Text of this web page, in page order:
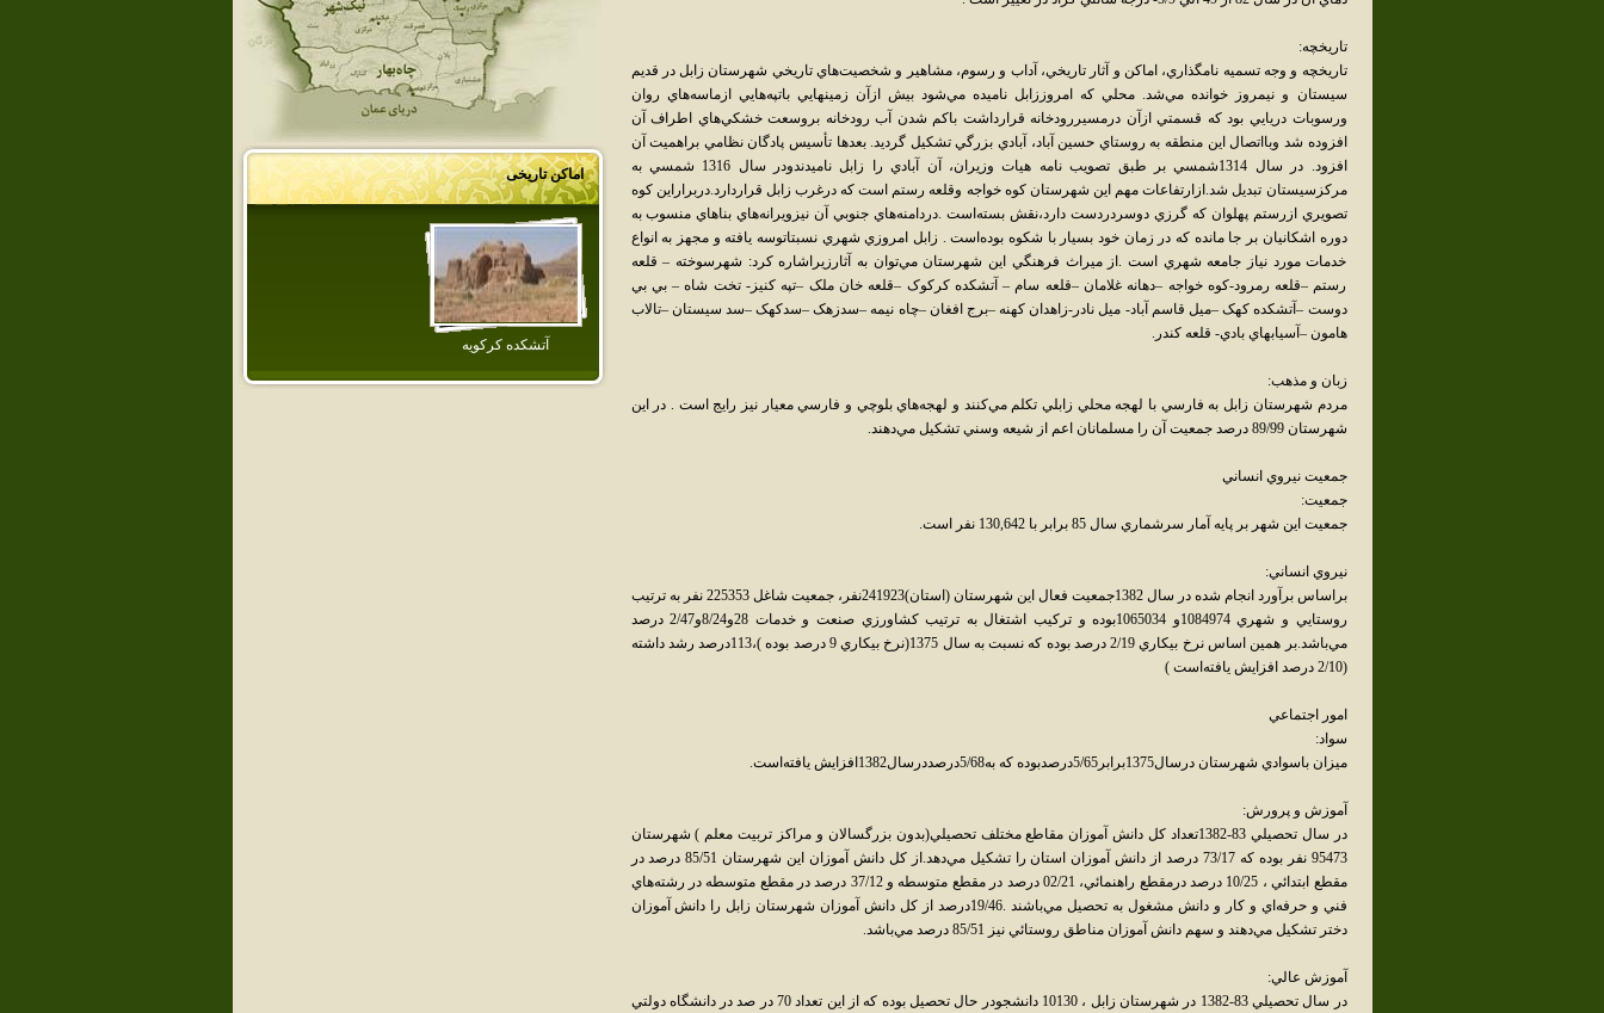
اماکن تاریخی
آتشكده كركويه
تاريخچه:
تاريخچه و وجه تسميه نامگذاري، اماکن و آثار تاريخي، آداب و رسوم، مشاهير و شخصيت‌هاي تاريخي شهرستان زابل در قديم
سيستان و نيمروز خوانده مي‌شد. محلي که امروززابل ناميده مي‌شود بيش ازآن زمينهايي باتپه‌هايي ازماسه‌هاي روان
ورسوبات دريايي بود که قسمتي ازآن درمسيررودخانه قرارداشت باکم شدن آب رودخانه بروسعت خشکي‌هاي اطراف آن
افزوده شد وبااتصال اين منطقه به روستاي حسين آباد، آبادي بزرگي تشکيل گرديد. بعدها تأسيس پادگان نظامي براهميت آن
افزود. در سال 1314شمسي بر طبق تصويب نامه هيات وزيران، آن آبادي را زابل ناميدندودر سال 1316 شمسي به
مرکزسيستان تبديل شد.ازارتفاعات مهم اين شهرستان کوه خواجه وقلعه رستم است که درغرب زابل قراردارد.دربراراين کوه
تصويري ازرستم پهلوان که گرزي دوسردردست دارد،نقش بسته‌است .دردامنه‌هاي جنوبي آن نيزويرانه‌هاي بناهاي منسوب به
دوره اشکانيان بر جا مانده که در زمان خود بسيار با شکوه بوده‌است . زابل امروزي شهري نسبتاتوسه يافته و مجهز به انواع
خدمات مورد نياز جامعه شهري است .از ميراث فرهنگي اين شهرستان مي‌توان به آثارزيراشاره کرد: شهرسوخته – قلعه
رستم –قلعه رمرود-کوه خواجه –دهانه غلامان –قلعه سام – آتشکده کرکوک –قلعه خان ملک –تپه کنيز- تخت شاه – بي بي
دوست –آتشکده کهک –ميل قاسم آباد- ميل نادر-زاهدان کهنه –برج افغان –چاه نيمه –سدزهک –سدکهک –سد سيستان –تالاب
هامون –آسيابهاي بادي- قلعه کندر.
زبان و مذهب:
مردم شهرستان زابل به فارسي با لهجه محلي زابلي تکلم مي‌کنند و لهجه‌هاي بلوچي و فارسي معيار نيز رايج است . در اين
شهرستان 89/99 درصد جمعيت آن را مسلمانان اعم از شيعه وسني تشکيل مي‌دهند.
جمعيت نيروي انساني
جمعيت:
جمعيت اين شهر بر پايه آمار سرشماري سال 85 برابر با 130,642 نفر است.
نيروي انساني:
براساس برآورد انجام شده در سال 1382جمعيت فعال اين شهرستان (استان)241923نفر، جمعيت شاغل 225353 نفر به ترتيب
روستايي و شهري 1084974و 1065034بوده و ترکيب اشتغال به ترتيب کشاورزي صنعت و خدمات 28و8/24و2/47 درصد
مي‌باشد.بر همين اساس نرخ بيکاري 2/19 درصد بوده که نسبت به سال 1375(نرخ بيکاري 9 درصد بوده )،113درصد رشد داشته
(2/10 درصد افزايش يافته‌است )
امور اجتماعي
سواد:
ميزان باسوادي شهرستان درسال1375برابر5/65درصدبوده که به5/68درصددرسال1382افزايش يافته‌است.
آموزش و پرورش:
در سال تحصيلي 83-1382تعداد کل دانش آموزان مقاطع مختلف تحصيلي(بدون بزرگسالان و مراکز تربيت معلم ) شهرستان
95473 نفر بوده که 73/17 درصد از دانش آموزان استان را تشکيل مي‌دهد.از کل دانش آموزان اين شهرستان 85/51 درصد در
مقطع ابتدائي ، 10/25 درصد درمقطع راهنمائي، 02/21 درصد در مقطع متوسطه و 37/12 درصد در مقطع متوسطه در رشته‌هاي
فني و حرفه‌اي و کار و دانش مشغول به تحصيل مي‌باشند .19/46درصد از کل دانش آموزان شهرستان زابل را دانش آموزان
دختر تشکيل مي‌دهند و سهم دانش آموزان مناطق روستائي نيز 85/51 درصد مي‌باشد.
آموزش عالي:
در سال تحصيلي 83-1382 در شهرستان زابل ، 10130 دانشجودر حال تحصيل بوده که از اين تعداد 70 در صد در دانشگاه دولتي